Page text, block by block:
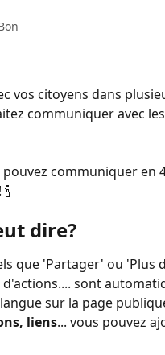
vos citoyens dans
communiquer avec
pouvez communiquer en
dire?
que 'Partager' ou 'Plus
sont
sur la page
liens... vous pouvez